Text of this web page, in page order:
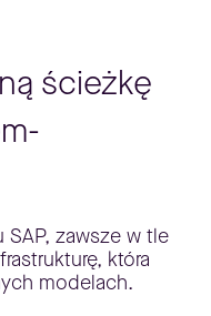
ścieżkę
zawsze w tle
która
modelach.